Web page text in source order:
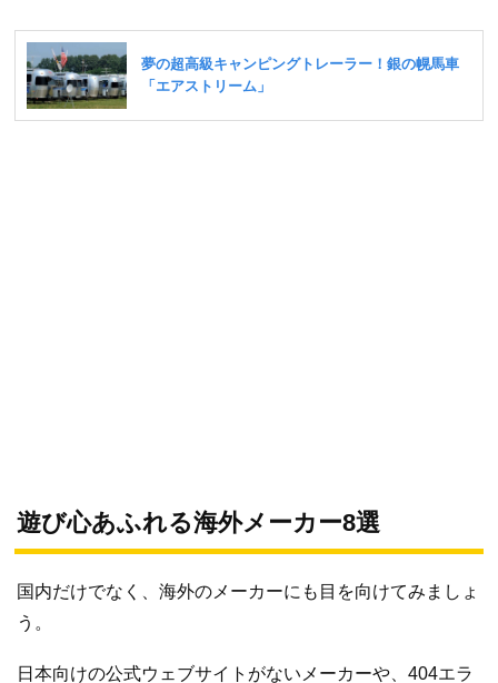
遊び心あふれる海外メーカー8選
国内だけでなく、海外のメーカーにも目を向けてみましょ
う。
日本向けの公式ウェブサイトがないメーカーや、404エラ